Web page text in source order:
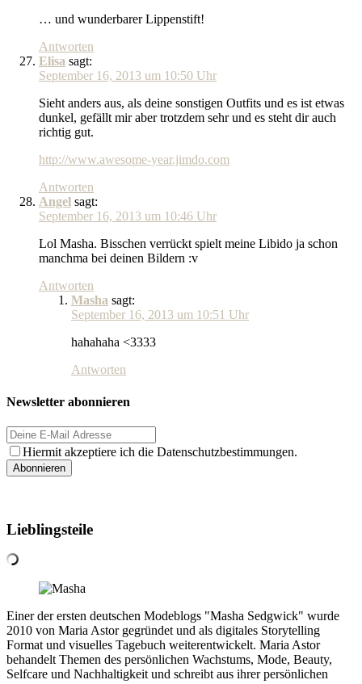
… und wunderbarer Lippenstift!
Antworten
Elisa sagt:
September 16, 2013 um 10:50 Uhr
Sieht anders aus, als deine sonstigen Outfits und es ist etwas
dunkel, gefällt mir aber trotzdem sehr und es steht dir auch
richtig gut.
http://www.awesome-year.jimdo.com
Antworten
Angel sagt:
September 16, 2013 um 10:46 Uhr
Lol Masha. Bisschen verrückt spielt meine Libido ja schon
manchma bei deinen Bildern :v
Antworten
Masha sagt:
September 16, 2013 um 10:51 Uhr
hahahaha <3333
Antworten
Newsletter abonnieren
Hiermit akzeptiere ich die Datenschutzbestimmungen.
Lieblingsteile
Einer der ersten deutschen Modeblogs "Masha Sedgwick" wurde
2010 von Maria Astor gegründet und als digitales Storytelling
Format und visuelles Tagebuch weiterentwickelt. Maria Astor
behandelt Themen des persönlichen Wachstums, Mode, Beauty,
Selfcare und Nachhaltigkeit und schreibt aus ihrer persönlichen